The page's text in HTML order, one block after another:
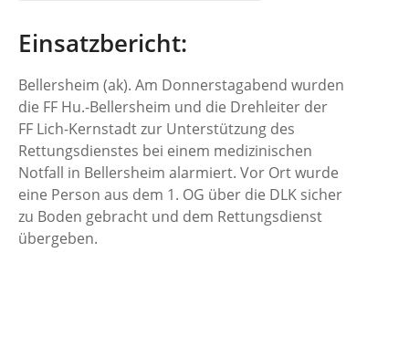
Einsatzbericht:
Bellersheim (ak). Am Donnerstagabend wurden
die FF Hu.-Bellersheim und die Drehleiter der
FF Lich-Kernstadt zur Unterstützung des
Rettungsdienstes bei einem medizinischen
Notfall in Bellersheim alarmiert. Vor Ort wurde
eine Person aus dem 1. OG über die DLK sicher
zu Boden gebracht und dem Rettungsdienst
übergeben.